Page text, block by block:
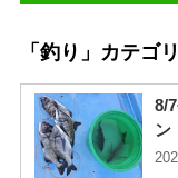
「釣り」カテゴ
8/
ン